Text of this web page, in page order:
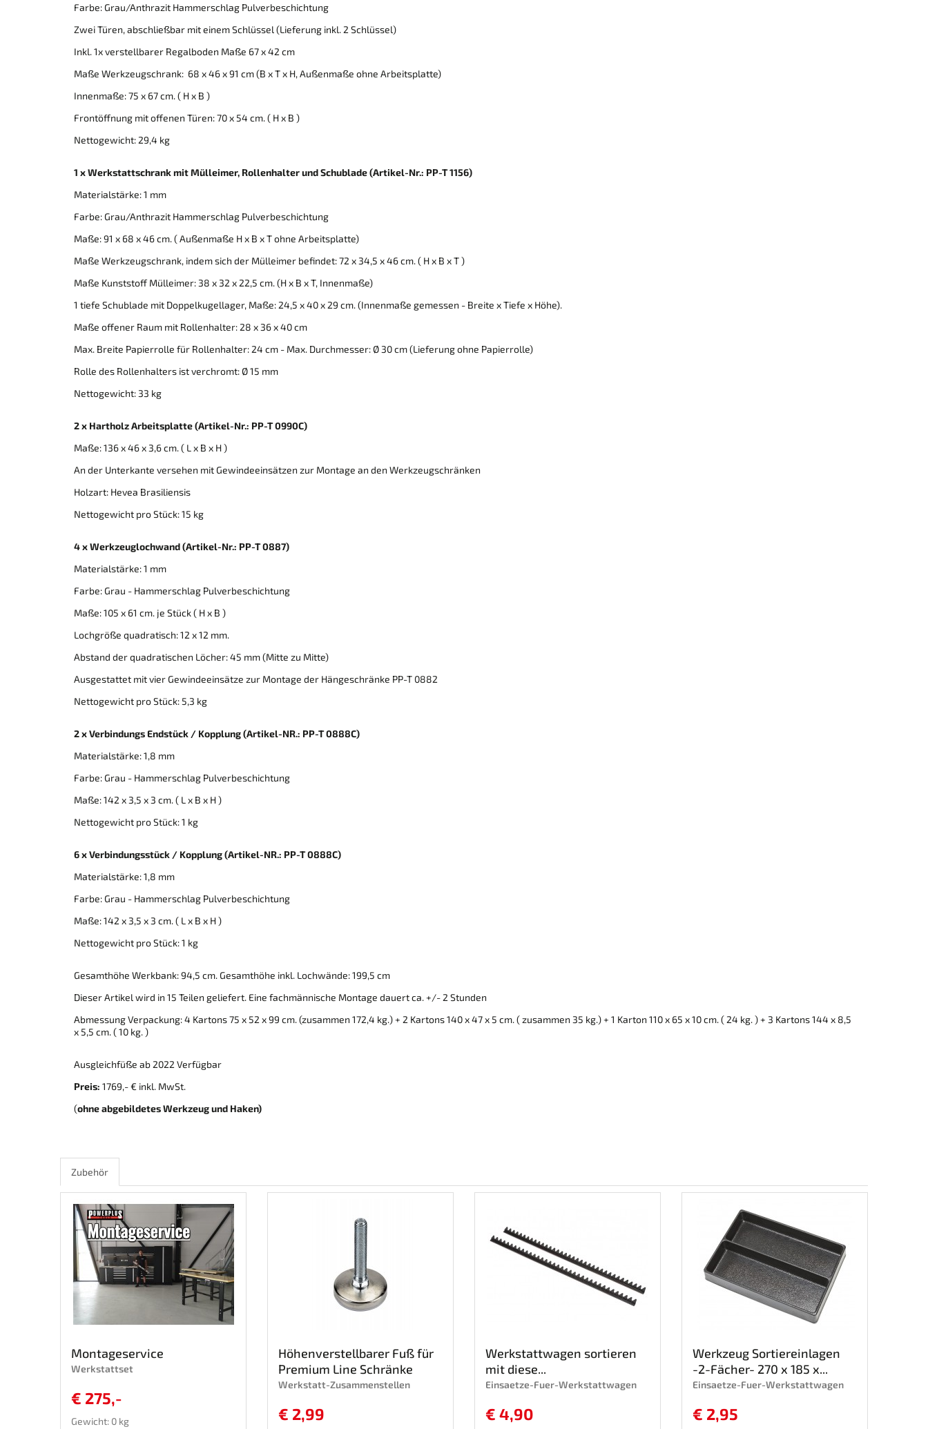
Farbe: Grau/Anthrazit Hammerschlag Pulverbeschichtung
Zwei Türen, abschließbar mit einem Schlüssel (Lieferung inkl. 2 Schlüssel)
Inkl. 1x verstellbarer Regalboden Maße 67 x 42 cm
Maße Werkzeugschrank: 68 x 46 x 91 cm (B x T x H, Außenmaße ohne Arbeitsplatte)
Innenmaße: 75 x 67 cm. ( H x B )
Frontöffnung mit offenen Türen: 70 x 54 cm. ( H x B )
Nettogewicht: 29,4 kg
1 x Werkstattschrank mit Mülleimer, Rollenhalter und Schublade (Artikel-Nr.: PP-T 1156)
Materialstärke: 1 mm
Farbe: Grau/Anthrazit Hammerschlag Pulverbeschichtung
Maße: 91 x 68 x 46 cm. ( Außenmaße H x B x T ohne Arbeitsplatte)
Maße Werkzeugschrank, indem sich der Mülleimer befindet: 72 x 34,5 x 46 cm. ( H x B x T )
Maße Kunststoff Mülleimer: 38 x 32 x 22,5 cm. (H x B x T, Innenmaße)
1 tiefe Schublade mit Doppelkugellager, Maße: 24,5 x 40 x 29 cm. (Innenmaße gemessen - Breite x Tiefe x Höhe).
Maße offener Raum mit Rollenhalter: 28 x 36 x 40 cm
Max. Breite Papierrolle für Rollenhalter: 24 cm - Max. Durchmesser: Ø 30 cm (Lieferung ohne Papierrolle)
Rolle des Rollenhalters ist verchromt: Ø 15 mm
Nettogewicht: 33 kg
2 x Hartholz Arbeitsplatte (Artikel-Nr.: PP-T 0990C)
Maße:136 x 46 x 3,6 cm. ( L x B x H )
An der Unterkante versehen mit Gewindeeinsätzen zur Montage an den Werkzeugschränken
Holzart: Hevea Brasiliensis
Nettogewicht pro Stück: 15 kg
4 x Werkzeuglochwand (Artikel-Nr.: PP-T 0887)
Materialstärke: 1 mm
Farbe: Grau - Hammerschlag Pulverbeschichtung
Maße: 105 x 61 cm. je Stück ( H x B )
Lochgröße quadratisch: 12 x 12 mm.
Abstand der quadratischen Löcher: 45 mm (Mitte zu Mitte)
Ausgestattet mit vier Gewindeeinsätze zur Montage der Hängeschränke PP-T 0882
Nettogewicht pro Stück: 5,3 kg
2 x Verbindungs Endstück / Kopplung(Artikel-NR.: PP-T 0888C)
Materialstärke: 1,8 mm
Farbe: Grau - Hammerschlag Pulverbeschichtung
Maße: 142 x 3,5 x 3 cm. ( L x B x H )
Nettogewicht pro Stück: 1 kg
6 x Verbindungsstück / Kopplung(Artikel-NR.: PP-T 0888C)
Materialstärke: 1,8 mm
Farbe: Grau - Hammerschlag Pulverbeschichtung
Maße: 142 x 3,5 x 3 cm. ( L x B x H )
Nettogewicht pro Stück: 1 kg
Gesamthöhe Werkbank: 94,5 cm. Gesamthöhe inkl. Lochwände: 199,5 cm
Dieser Artikel wird in 15 Teilen geliefert. Eine fachmännische Montage dauert ca. +/- 2 Stunden
Abmessung Verpackung: 4 Kartons 75 x 52 x 99 cm. (zusammen 172,4 kg.) + 2 Kartons 140 x 47 x 5 cm. ( zusammen 35 kg.) + 1 Karton 110 x 65 x 10 cm. ( 24 kg. ) + 3 Kartons 144 x 8,5
x 5,5 cm. ( 10 kg. )
Ausgleichfüße ab 2022 Verfügbar
Preis: 1769,- € inkl. MwSt.
(ohne abgebildetes Werkzeug und Haken)
Zubehör
Montageservice
Werkstattset
€ 275,-
Gewicht: 0 kg
Höhenverstellbarer Fuß für
Premium Line Schränke
Werkstatt-Zusammenstellen
€ 2,99
Werkstattwagen sortieren
mit diese...
Einsaetze-Fuer-Werkstattwagen
€ 4,90
Werkzeug Sortiereinlagen
-2-Fächer- 270 x 185 x...
Einsaetze-Fuer-Werkstattwagen
€ 2,95